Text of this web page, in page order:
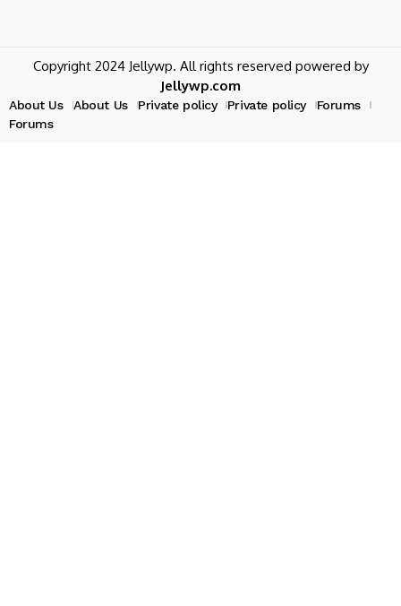
Copyright 2024 Jellywp. All rights reserved powered by
Jellywp.com
About Us About Us Private policy Private policy
Forums
Forums